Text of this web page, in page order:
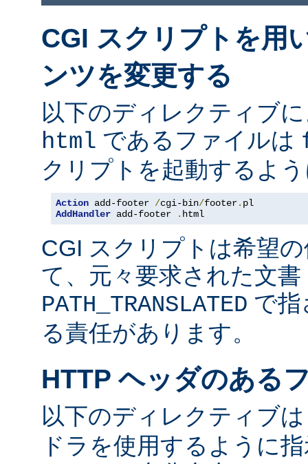
CGI スクリプトを用
ンツを変更する
以下のディレクティブ
html であるファイルは
クリプトを起動するよ
Action add-footer /cgi-bin/footer.
AddHandler add-footer . html
CGI スクリプトは希望
て、元々要求された文書
PATH_TRANSLATED で指
る責任があります。
HTTP ヘッダのある
以下のディレクティブ
ドラを使用するように